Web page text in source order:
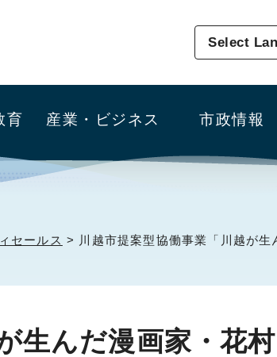
Select
育 産業・ビジネス 市政情報
セールス > 川越市提案型協働事業「川越が
生んだ漫画家・花